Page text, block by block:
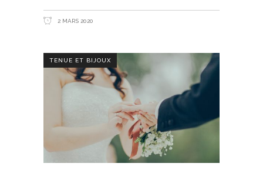
2 MARS 2020
TENUE ET BIJOUX